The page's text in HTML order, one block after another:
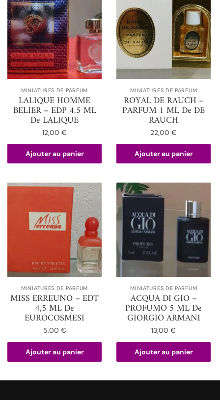
MINIATURES DE PARFUM
LALIQUE HOMME
BELIER – EDP 4,5 ML
De LALIQUE
12,00€
Ajouter au panier
MINIATURES DE PARFUM
ROYAL DE RAUCH –
PARFUM 1 ML De DE
RAUCH
22,00€
Ajouter au panier
MINIATURES DE PARFUM
MISS ERREUNO – EDT
4,5 ML De
EUROCOSMESI
5,00 €
Ajouter au panier
MINIATURES DE PARFUM
ACQUA DI GIO –
PROFUMO 5 ML De
GIORGIO ARMANI
13,00€
Ajouter au panier